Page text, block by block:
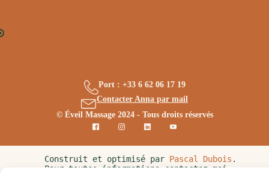
Port : +33 6 62 06 17 19
Contacter Anna par mail
© Éveil Massage 2024 - Tous droits réservés
Construit et optimisé par Pascal Dubois .
Pour toutes informations contactez moi